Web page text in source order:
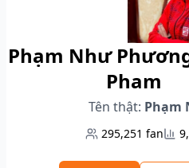
Phạm Như
Pham
Tên thật: Phạm
295,251 fan